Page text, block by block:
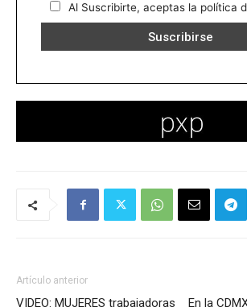
Al Suscribirte, aceptas la política
Artículo anterior
VIDEO: MUJERES trabajadoras
En la